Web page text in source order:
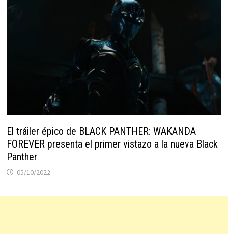
El tráiler épico de BLACK PANTHER: WAKANDA
FOREVER presenta el primer vistazo a la nueva Black
Panther
05/10/2022